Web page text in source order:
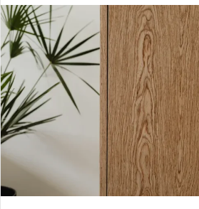
ل
ى
X
ر
ي
د
ا
إ
ل
ك
ت
ر
و
ن
ي